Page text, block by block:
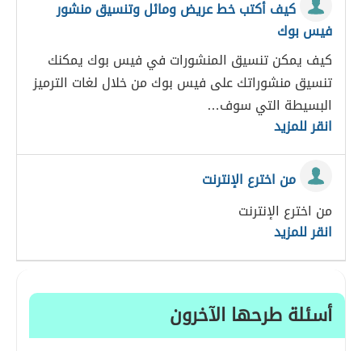
كيف أكتب خط عريض ومائل وتنسيق منشور
فيس بوك
كيف يمكن تنسيق المنشورات في فيس بوك يمكنك
تنسيق منشوراتك على فيس بوك من خلال لغات الترميز
البسيطة التي سوف…
انقر للمزيد
من اخترع الإنترنت
من اخترع الإنترنت
انقر للمزيد
أسئلة طرحها الآخرون